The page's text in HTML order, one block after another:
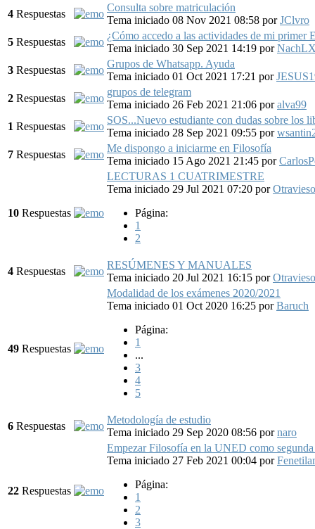
4 Respuestas
Consulta sobre matriculación
Tema iniciado 08 Nov 2021 08:58 porJClvro
5 Respuestas
¿Cómo accedo a las actividades de mi primer
Tema iniciado 30 Sep 2021 14:19 por
3 Respuestas
Grupos de Whatsapp. Ayuda
Tema iniciado 01 Oct 2021 17:21 por
2 Respuestas
grupos de telegram
Tema iniciado 26 Feb 2021 21:06 poralva99
1 Respuestas
SOS...Nuevo estudiante con dudas sobre los
Tema iniciado 28 Sep 2021 09:55 por
7 Respuestas
Me dispongo a iniciarme en Filosofía
Tema iniciado 15 Ago 2021 21:45 por
10 Respuestas
LECTURAS 1 CUATRIMESTRE
Tema iniciado 29 Jul 2021 07:20 por
Página:
1
2
4 Respuestas
RESÚMENES Y MANUALES
Tema iniciado 20 Jul 2021 16:15 por
49 Respuestas
Modalidad de los exámenes 2020/2021
Tema iniciado 01 Oct 2020 16:25 porBaruch
Página:
1
...
3
4
5
6 Respuestas
Metodología de estudio
Tema iniciado 29 Sep 2020 08:56 pornaro
22 Respuestas
Empezar Filosofía en la UNED como segunda
Tema iniciado 27 Feb 2021 00:04 por
Página:
1
2
3